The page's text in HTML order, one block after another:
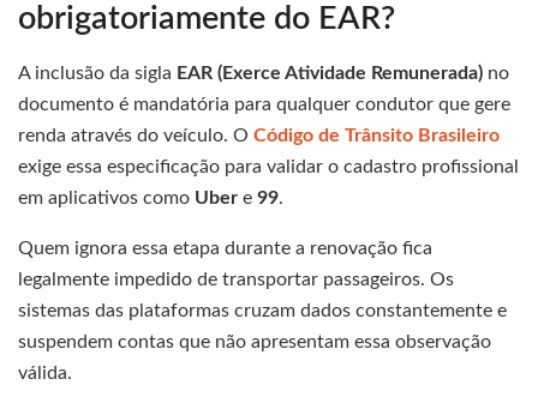
obrigatoriamente do EAR?
A inclusão da sigla EAR (Exerce Atividade Remunerada) no
documento é mandatória para qualquer condutor que gere
renda através do veículo. O Código de Trânsito Brasileiro
exige essa especificação para validar o cadastro profissional
em aplicativos como Uber e 99.
Quem ignora essa etapa durante a renovação fica
legalmente impedido de transportar passageiros. Os
sistemas das plataformas cruzam dados constantemente e
suspendem contas que não apresentam essa observação
válida.